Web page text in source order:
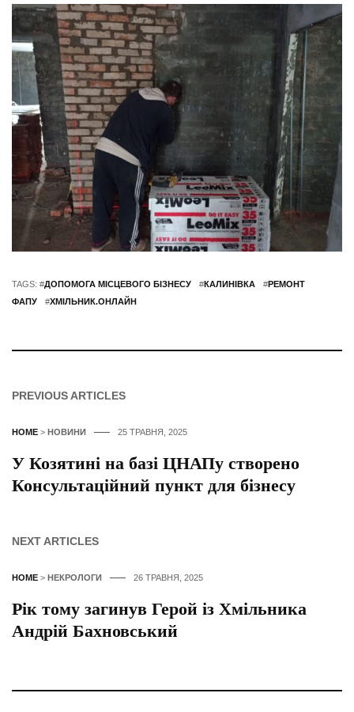
TAGS: #ДОПОМОГА МІСЦЕВОГО БІЗНЕСУ #КАЛИНІВКА #РЕМОНТ
ФАПУ
#ХМІЛЬНИК.ОНЛАЙН
PREVIOUS ARTICLES
HOME > НОВИНИ 25 ТРАВНЯ, 2025
У Козятині на базі ЦНАПу створено
Консультаційний пункт для бізнесу
NEXT ARTICLES
HOME > НЕКРОЛОГИ 26 ТРАВНЯ, 2025
Рік тому загинув Герой із Хмільника
Андрій Бахновський